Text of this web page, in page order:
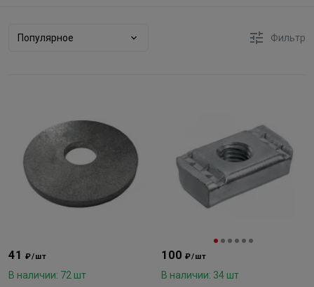
Популярное Фильтр
41₽/шт
В наличии: 72 шт
100₽/шт
В наличии: 34 шт